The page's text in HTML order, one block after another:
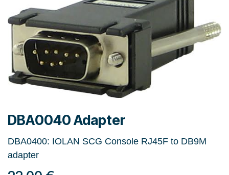
DBA0040 Adapter
DBA0400: IOLAN SCG Console RJ45F to DB9M
adapter